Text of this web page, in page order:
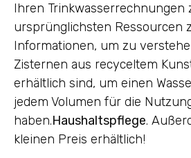
Ihren Trinkwasserrechnungen
ursprünglichsten Ressourcen
Informationen, um zu
Zisternen aus recyceltem
erhältlich sind, um einen
jedem Volumen für die
haben.Haushaltspflege.
kleinen Preis erhältlich!